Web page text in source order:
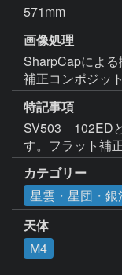
571mm
画像処理
SharpCapによ
補正コンポジッ
特記事項
SV503　102ED
す。フラット補
カテゴリー
星雲・星団・銀
天体
M4